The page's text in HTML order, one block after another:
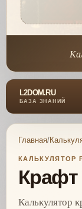
L2DOM.RU
БАЗА ЗНАНИЙ
Главная/
КАЛЬКУЛЯТОР
Крафт
Калькулятор